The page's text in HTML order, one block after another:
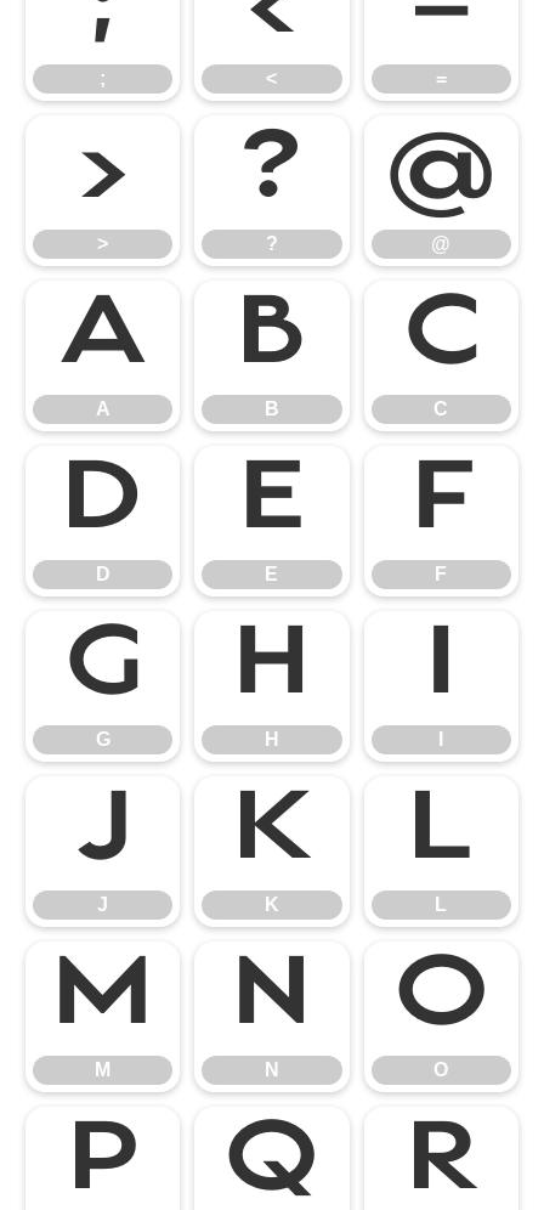
; < =
>
>
?
?
@
@
A
A
B
B
C
C
D
D
E
E
F
F
G
G
H
H
I
J
J
K
K
L
L
M
M
N
N
O
O
P Q R